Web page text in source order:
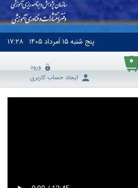
پنج شنبه۱۵ اَمرداد ۱۴۰۵ ۱۷:۲۸
۰
ورود
ایجاد حساب کاربری